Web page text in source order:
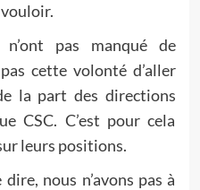
pas manqué de
cette volonté d’aller
la part des directions
CSC. C’est pour cela
leurs positions.
nous n’avons pas à